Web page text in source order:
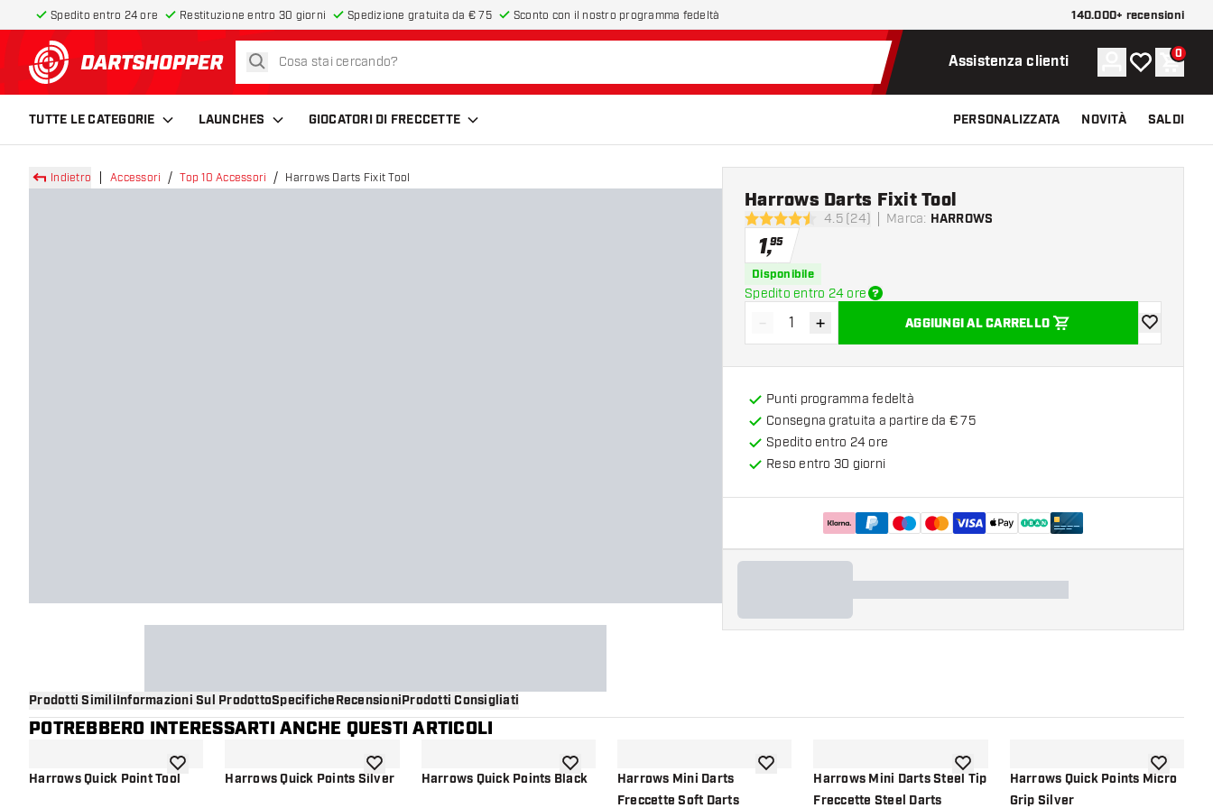
Spedito entro 24 ore Restituzione entro 30 giorni Spedizione gratuita da € 75 Sconto con il nostro programma fedeltà 140.000+ recensioni
torna alla home page
cerca Assistenza clienti Account
La mia lista
0
TUTTE LE CATEGORIE LAUNCHES GIOCATORI DI FRECCETTE PERSONALIZZATA NOVITÀ SALDI
Indietro Accessori Top 10 Accessori Harrows Darts Fixit Tool
4.5 stelle di valutazione
4.5 (24) Marca: HARROWS
Harrows Darts Fixit Tool
1,95
Disponibile
Spedito entro 24 ore
Diminuisci quantità
- Aumenta quantità
+ AGGIUNGI AL CARRELLO
aggiungi
Punti programma fedeltà
Consegna gratuita a partire da € 75
Spedito entro 24 ore
Reso entro 30 giorni
Prodotti SimiliInformazioni Sul ProdottoSpecificheRecensioniProdotti Consigliati
POTREBBERO INTERESSARTI ANCHE QUESTI ARTICOLI
Harrows Quick Point Toolaggiungi alla lista dei desideri
Harrows Quick Points Silveraggiungi alla lista dei desideri
Harrows Quick Points Blackaggiungi alla lista dei desideri
Harrows Mini Darts
Freccette Soft Darts
aggiungi alla lista dei desideri
Harrows Mini Darts Steel Tip
Freccette Steel Darts
aggiungi alla lista dei desideri
Harrows Quick Points Micro
Grip Silver
aggiungi